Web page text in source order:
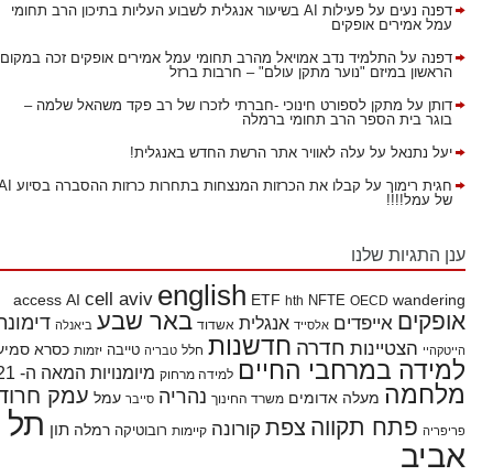
דפנה נעיםעל
פעילות AI בשיעור אנגלית לשבוע העליות בתיכון הרב תחומי
עמל אמירים אופקים
דפנהעלהתלמיד נדב אמויאל מהרב תחומי עמל אמירים אופקים זכה במקום
הראשון במיזם "נוער מתקן עולם" – חרבות ברזל
דותןעלמתקן לספורט חינוכי -חברתי לזכרו של רב פקד משהאל שלמה –
בוגר בית הספר הרב תחומי ברמלה
יעל נתנאלעלעלה לאוויר אתר הרשת החדש באנגלית!
חגית רימוךעל
קבלו את הכרזות המנצחות בתחרות כרזות ההסברה בסיוע AI
של עמל!!!!
ענן התגיות שלנו
access AI cell aviv english ETF hth NFTE OECD wandering
אופקים אייפדים אלסייד אנגלית אשדוד באר שבע ביאנלה דימונה
הייטקהיי הצטיינות חדרה חדשנות חלל טבריה טייבה יזמות כסרא סמיע
למידה במרחבי החיים למידה מרחוק מיומנויות המאה ה- 21
מלחמה מעלה אדומים משרד החינוך נהריה סייבר עמל עמק חרוד
פריפריה פתח תקווה צפת קורונה קיימות רובוטיקה רמלה תון
תל
אביב